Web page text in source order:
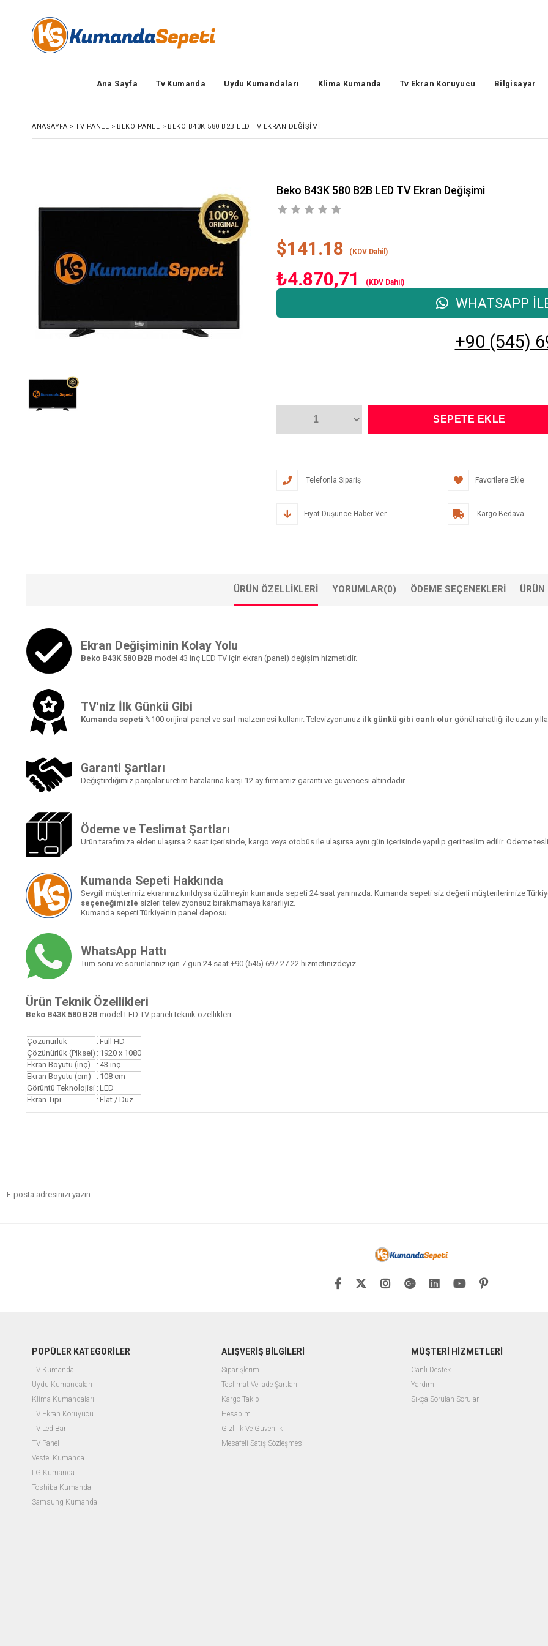
Ana Sayfa Tv Kumanda Uydu Kumandaları Klima Kumanda Tv Ekran Koruyucu Bilgisayar
ANASAYFA > TV PANEL > BEKO PANEL > BEKO B43K 580 B2B LED TV EKRAN DEĞIŞIMI
Beko B43K 580 B2B LED TV Ekran Değişimi
$141.18 (KDV Dahil)
₺4.870,71 (KDV Dahil)
WHATSAPP
+90 (545)
Telefonla Sipariş Favorilere Ekle
Fiyat Düşünce Haber Ver Kargo Bedava
ÜRÜN ÖZELLIKLERI YORUMLAR(0) ÖDEME SEÇENEKLERI ÜRÜN
Ekran Değişiminin Kolay Yolu
Beko B43K 580 B2B model 43 inç LED TV için ekran (panel) değişim hizmetidir.
TV'niz İlk Günkü Gibi
Kumanda sepeti %100 orijinal panel ve sarf malzemesi kullanır. Televizyonunuz ilk günkü gibi canlı olur gönül rahatlığı ile uzun
Garanti Şartları
Değiştirdiğimiz parçalar üretim hatalarına karşı 12 ay firmamız garanti ve güvencesi altındadır.
Ödeme ve Teslimat Şartları
Ürün tarafımıza elden ulaşırsa 2 saat içerisinde, kargo veya otobüs ile ulaşırsa aynı gün içerisinde yapılıp geri teslim edilir. Ödeme
Kumanda Sepeti Hakkında
Sevgili müşterimiz ekranınız kırıldıysa üzülmeyin kumanda sepeti 24 saat yanınızda. Kumanda sepeti siz değerli müşterilerimize
seçeneğimizle sizleri televizyonsuz bırakmamaya kararlıyız.
Kumanda sepeti Türkiye’nin panel deposu
WhatsApp Hattı
Tüm soru ve sorunlarınız için 7 gün 24 saat +90 (545) 697 27 22 hizmetinizdeyiz.
Ürün Teknik Özellikleri
Beko B43K 580 B2B model LED TV paneli teknik özellikleri:
Çözünürlük :Full HD
Çözünürlük (Piksel) : 1920 x 1080
Ekran Boyutu (inç)
: 43 inç
Ekran Boyutu (cm)
: 108 cm
Görüntü Teknolojisi :LED
Ekran Tipi
:Flat / Düz
POPÜLER KATEGORİLER
TV Kumanda
Uydu Kumandaları
Klima Kumandaları
TV Ekran Koruyucu
TV Led Bar
TV Panel
Vestel Kumanda
LG Kumanda
Toshiba Kumanda
Samsung Kumanda
ALIŞVERİŞ BİLGİLERİ
Siparişlerim
Teslimat Ve İade Şartları
Kargo Takip
Hesabım
Gizlilik Ve Güvenlik
Mesafeli Satış Sözleşmesi
MÜŞTERİ HİZMETLERİ
Canlı Destek
Yardım
Sıkça Sorulan Sorular